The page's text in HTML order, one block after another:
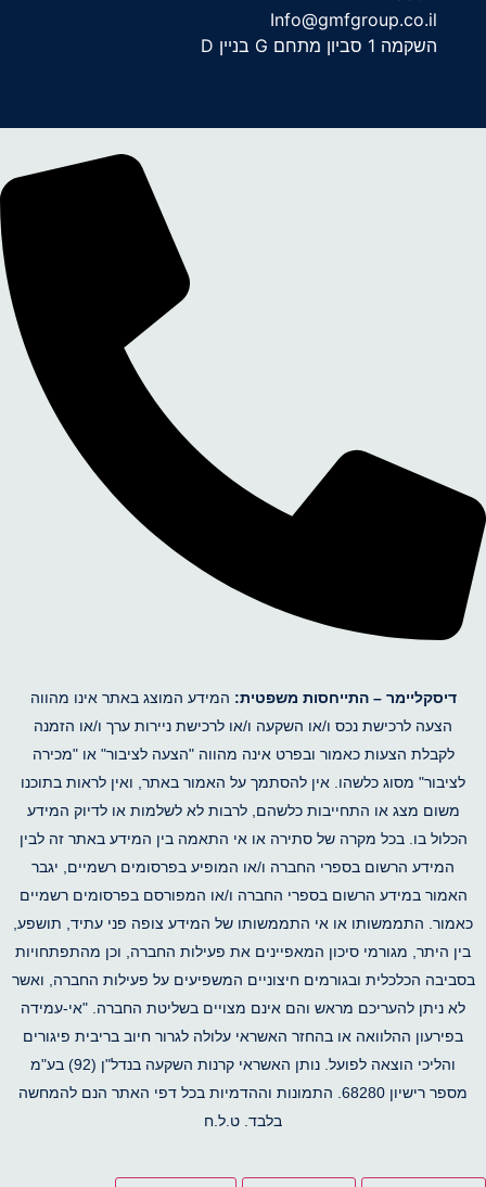
Info@gmfgroup.co.il
השקמה 1 סביון מתחם G בניין D
דיסקליימר – התייחסות משפטית: המידע המוצג באתר אינו מהווה
הצעה לרכישת נכס ו/או השקעה ו/או לרכישת ניירות ערך ו/או הזמנה
לקבלת הצעות כאמור ובפרט אינה מהווה "הצעה לציבור" או "מכירה
לציבור" מסוג כלשהו. אין להסתמך על האמור באתר, ואין לראות בתוכנו
משום מצג או התחייבות כלשהם, לרבות לא לשלמות או לדיוק המידע
הכלול בו. בכל מקרה של סתירה או אי התאמה בין המידע באתר זה לבין
המידע הרשום בספרי החברה ו/או המופיע בפרסומים רשמיים, יגבר
האמור במידע הרשום בספרי החברה ו/או המפורסם בפרסומים רשמיים
כאמור. התממשותו או אי התממשותו של המידע צופה פני עתיד, תושפע,
בין היתר, מגורמי סיכון המאפיינים את פעילות החברה, וכן מהתפתחויות
בסביבה הכלכלית ובגורמים חיצוניים המשפיעים על פעילות החברה, ואשר
לא ניתן להעריכם מראש והם אינם מצויים בשליטת החברה. "אי-עמידה
בפירעון ההלוואה או בהחזר האשראי עלולה לגרור חיוב בריבית פיגורים
והליכי הוצאה לפועל. נותן האשראי קרנות השקעה בנדל"ן (92) בע"מ
מספר רישיון 68280. התמונות וההדמיות בכל דפי האתר הנם להמחשה
בלבד. ט.ל.ח